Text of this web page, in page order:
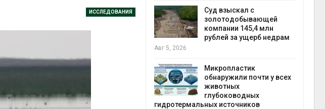
ИССЛЕДОВАНИЯ
В Кении противников
Авг 5, 2026
крокодилов для охраны
израильской тюрьмы
Суд взыскал с
золотодобывающей
компании 145,4 млн
рублей за ущерб недрам
Авг 5, 2026
Микропластик
обнаружили почти у всех
животных
глубоководных
гидротермальных источников